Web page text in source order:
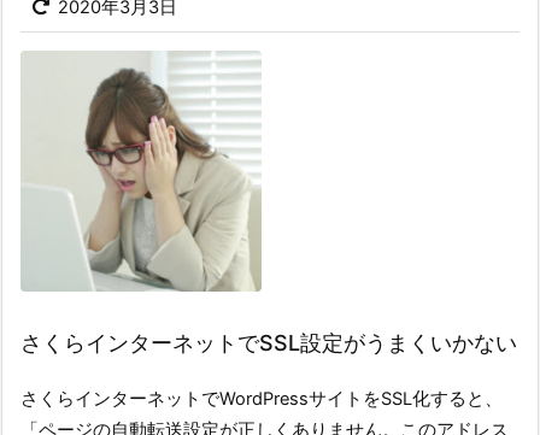
2020年3月3日
さくらインターネットでSSL設定がうまくいかない
さくらインターネットでWordPressサイトをSSL化すると、
「ページの自動転送設定が正しくありません。このアドレス